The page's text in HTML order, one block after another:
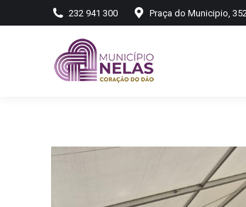
232 941 300 Praça do Municipio,